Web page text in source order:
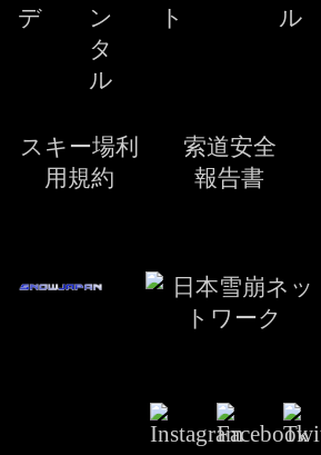
デ
ン
タ
ル
ト
ル
スキー場利
用規約
索道安全
報告書